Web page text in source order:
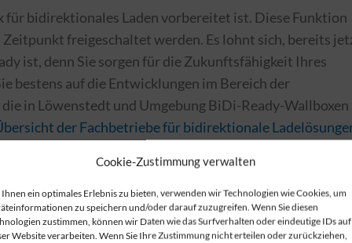
Cookie-Zustimmung verwalten
Ihnen ein optimales Erlebnis zu bieten, verwenden wir Technologien wie Cookies, um
zu speichern und/oder darauf zuzugreifen. Wenn Sie diesen
zustimmen, können wir Daten wie das Surfverhalten oder eindeutige IDs auf
Website verarbeiten. Wenn Sie Ihre Zustimmung nicht erteilen oder zurückziehen,
für bidirektionales Laden vorbereitet ist. Diese Funktion
freigeschaltet werden. Es lohnt sich, bereits
ist, denn Sie sorgen für die Zukunftsfähigkeit Ihres
bestens auf die Entwicklungen im Bereich der
in Löwenstedt und Umgebung BiDi-Ready-Wallboxen
der Fachbetriebe für bidirektionale
Ladens
Laden, einschließlich V2G (Vehicle-to-
Building) und V2X (Vehicle-to-Everything). Diese